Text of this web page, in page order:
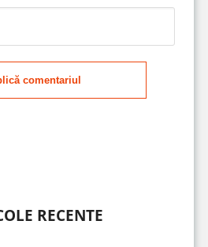
comentariul
RECENTE